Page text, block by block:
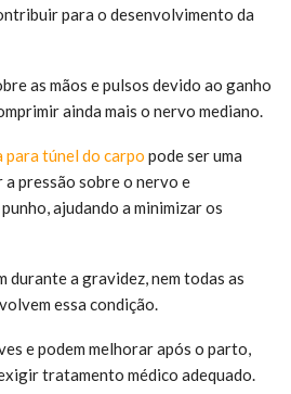
para o desenvolvimento da
as mãos e pulsos devido ao ganho
ainda mais o nervo mediano.
para túnel do carpo pode ser uma
pressão sobre o nervo e
ajudando a minimizar os
durante a gravidez, nem todas as
essa condição.
e podem melhorar após o parto,
tratamento médico adequado.